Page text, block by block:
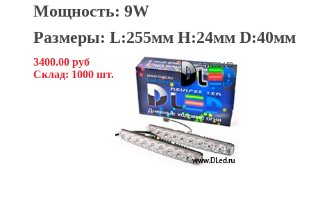
Мощность: 9W
Размеры: L:255мм H:24мм D:40мм
3400.00 руб
Склад: 1000 шт.